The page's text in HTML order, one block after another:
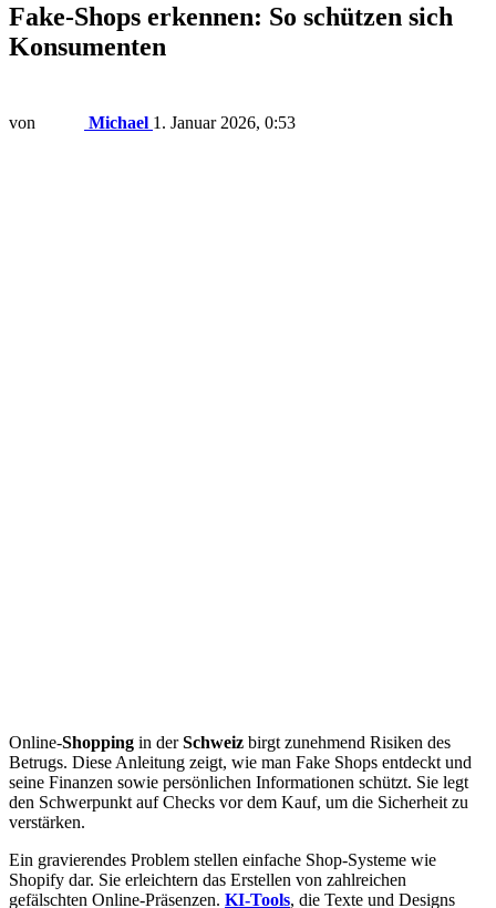
Fake-Shops erkennen: So schützen sich
Konsumenten
von Michael 1. Januar 2026, 0:53
Online-Shopping in derSchweiz birgt zunehmend Risiken des
Betrugs. Diese Anleitung zeigt, wie man Fake Shops entdeckt und
seine Finanzen sowie persönlichen Informationen schützt. Sie legt
den Schwerpunkt auf Checks vor dem Kauf, um die Sicherheit zu
verstärken.
Ein gravierendes Problem stellen einfache Shop-Systeme wie
Shopify dar. Sie erleichtern das Erstellen von zahlreichen
gefälschten Online-Präsenzen. KI-Tools, die Texte und Designs